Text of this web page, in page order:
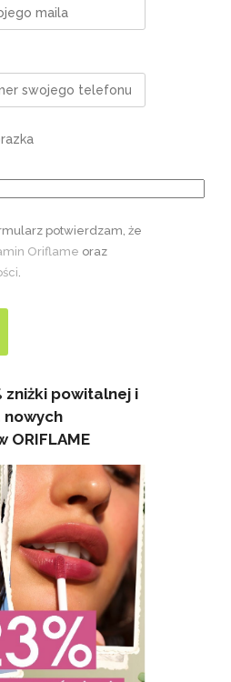
potwierdzam, że
Oriflame oraz
zniżki powitalnej i
ORIFLAME